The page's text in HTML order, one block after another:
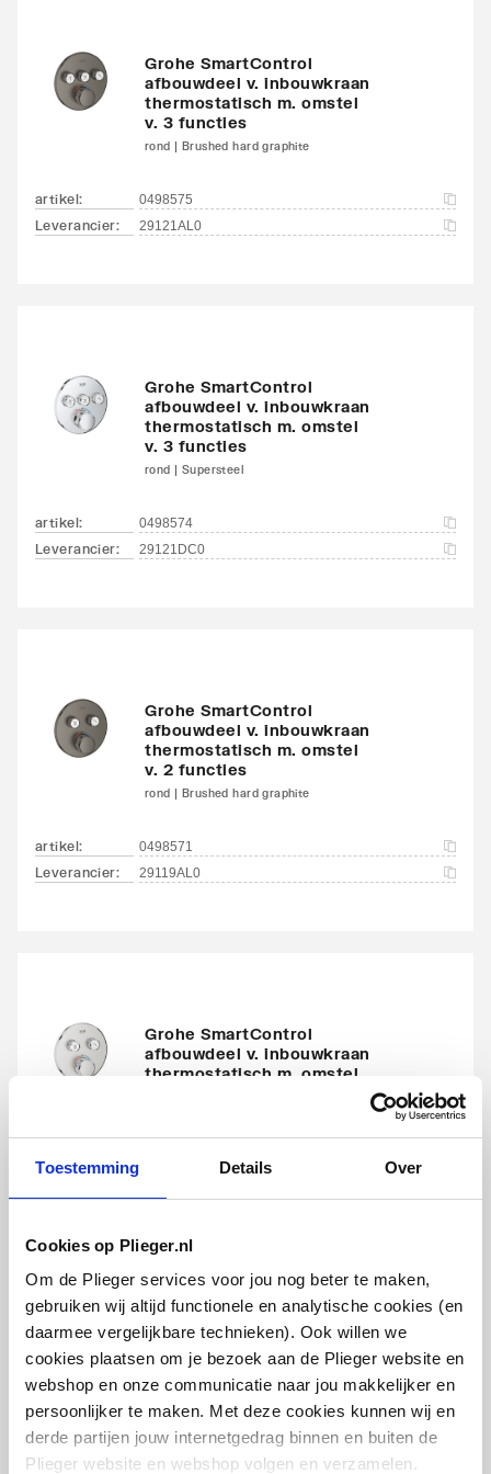
Toestemming Details Over
Cookies op Plieger.nl
Om de Plieger services voor jou nog beter te maken,
gebruiken wij altijd functionele en analytische cookies (en
daarmee vergelijkbare technieken). Ook willen we
cookies plaatsen om je bezoek aan de Plieger website en
webshop en onze communicatie naar jou makkelijker en
persoonlijker te maken. Met deze cookies kunnen wij en
derde partijen jouw internetgedrag binnen en buiten de
Plieger website en webshop volgen en verzamelen.
Grohe SmartControl
afbouwdeel v. inbouwkraan
thermostatisch m. omstel
v. 3 functies
rond | Brushed hard graphite
artikel: 0498575
Leverancier: 29121AL0
Grohe SmartControl
afbouwdeel v. inbouwkraan
thermostatisch m. omstel
v. 3 functies
rond | Supersteel
artikel: 0498574
Leverancier: 29121DC0
Grohe SmartControl
afbouwdeel v. inbouwkraan
thermostatisch m. omstel
v. 2 functies
rond | Brushed hard graphite
artikel: 0498571
Leverancier: 29119AL0
Grohe SmartControl
afbouwdeel v. inbouwkraan
thermostatisch m. omstel
artikel:
Leverancier: 29119DC0
Grohe SmartControl
afbouwdeel v. inbouwkraan
thermostatisch m. omstel
v. 2 functies
vierkant | Chroom